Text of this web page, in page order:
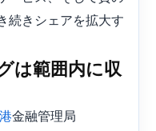
続きシェアを拡大​​す
は範囲内に収
金融管理局